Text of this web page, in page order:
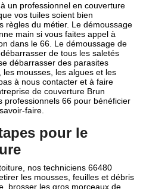
un professionnel en couverture
vos tuiles soient bien
règles du métier. Le démoussage
main si vous faites appel à
dans le 66. Le démoussage de
de tous les saletés
débarrasser des parasites
mousses, les algues et les
à nous contacter et à faire
de couverture Brun
professionnels 66 pour bénéficier
faire.
pour le
nos techniciens 66480
les mousses, feuilles et débris
brosser les gros morceaux de